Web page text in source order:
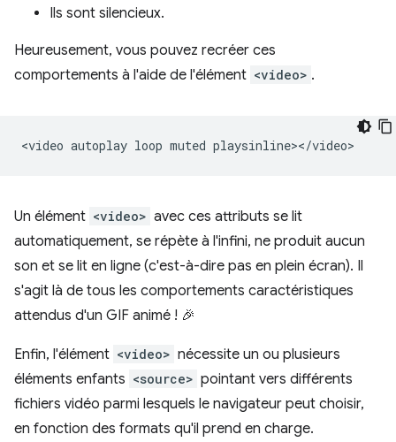
Ils sont silencieux.
Heureusement, vous pouvez recréer ces
comportements à l'aide de l'élément <video> .
<video autoplay loop muted
Un élément <video> avec ces attributs se lit
automatiquement, se répète à l'infini, ne produit aucun
son et se lit en ligne (c'est-à-dire pas en plein écran). Il
s'agit là de tous les comportements caractéristiques
attendus d'un GIF animé ! 🎉
Enfin, l'élément <video> nécessite un ou plusieurs
éléments enfants <source> pointant vers différents
fichiers vidéo parmi lesquels le navigateur peut choisir,
en fonction des formats qu'il prend en charge.